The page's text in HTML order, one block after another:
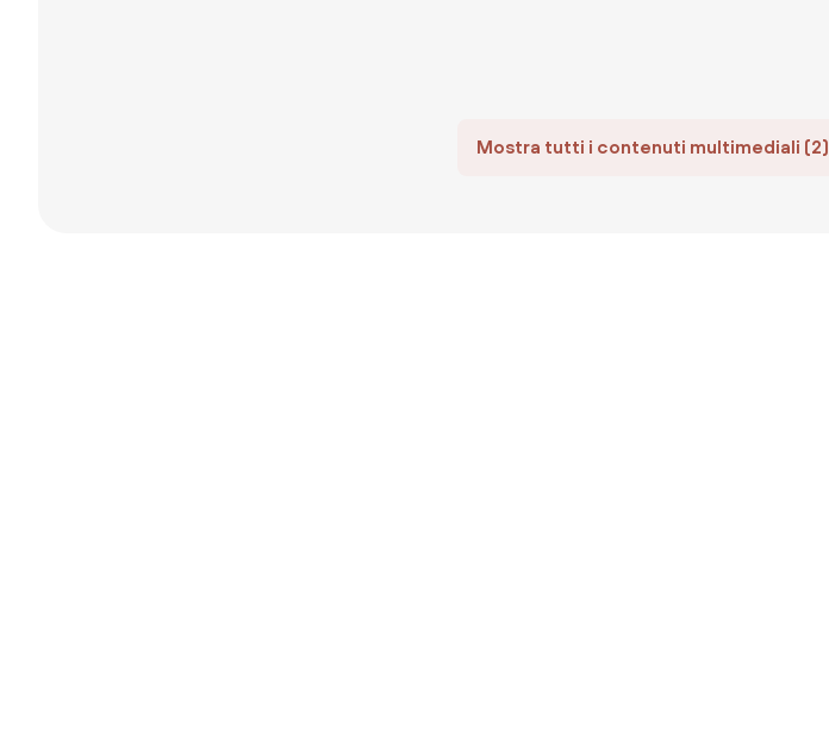
Mostra tutti i contenuti multimediali (2)